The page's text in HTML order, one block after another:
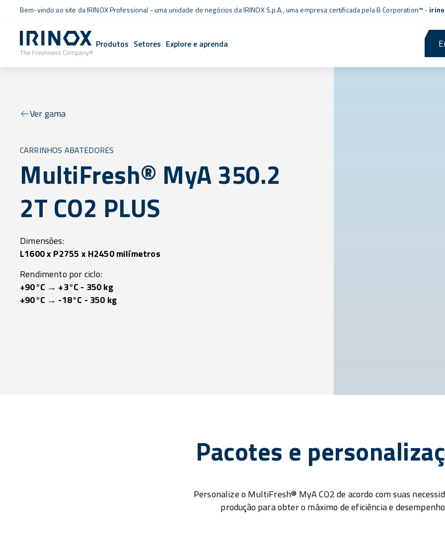
Bem-vindo ao site da IRINOX Professional - uma unidade de negócios da IRINOX S.p.A., uma empresacertificada pela B Corporation™ -
Produtos Setores Explore e aprenda
Ver gama
CARRINHOS ABATEDORES
MultiFresh® MyA 350.2
2T CO2 PLUS
Dimensões:
L1600 x P2755 x H2450 milímetros
Rendimento por ciclo:
+90°C → +3°C - 350 kg
+90°C → -18°C - 350 kg
Pacotes e
Personalize o MultiFresh® MyA CO2 de acordo com suas
produção para obter o máximo de eficiência e